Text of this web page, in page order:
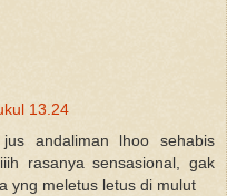
13.24
andaliman lhoo sehabis
rasanya sensasional, gak
yng meletus letus di mulut